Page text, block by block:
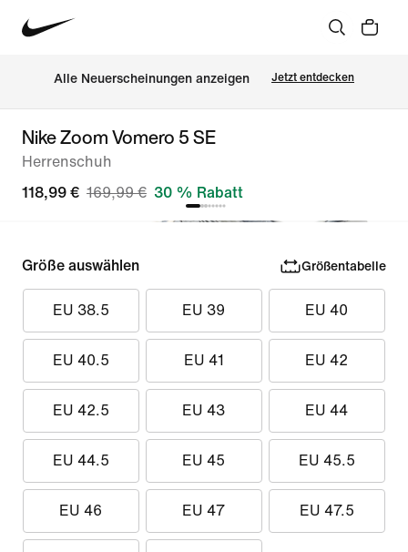
Alle Neuerscheinungen anzeigen Jetzt entdecken
Nike Zoom Vomero 5 SE
Herrenschuh
118,99 € 169,99 € 30 % Rabatt
Größe auswählen Größentabelle
EU 38.5 EU 39 EU 40
EU 40.5 EU 41 EU 42
EU 42.5 EU 43 EU 44
EU 44.5 EU 45 EU 45.5
EU 46 EU 47 EU 47.5